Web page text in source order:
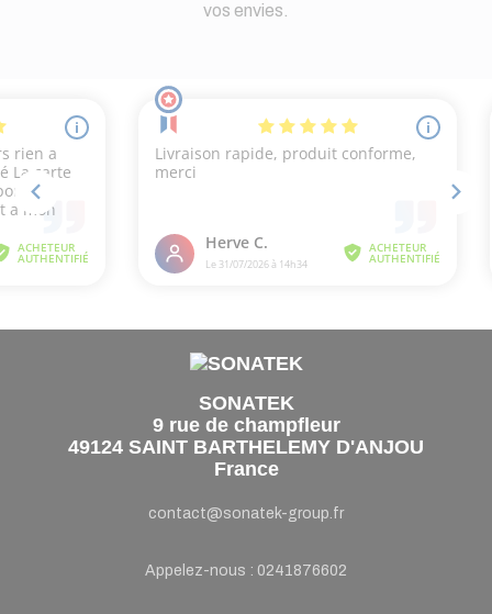
vos envies.
SONATEK
9 rue de champfleur
49124 SAINT BARTHELEMY D'ANJOU
France
contact@sonatek-group.fr
Appelez-nous : 0241876602